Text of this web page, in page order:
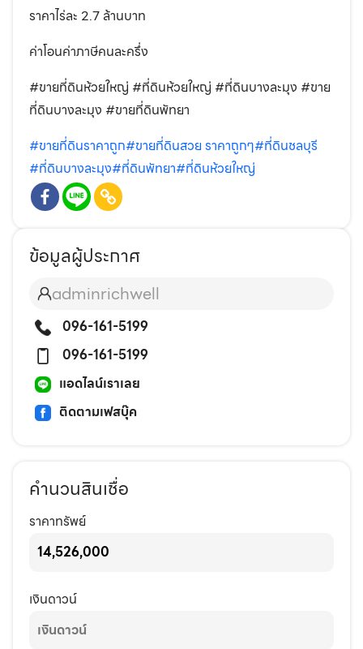
ราคาไร่ละ 2.7 ล้านบาท
ค่าโอนค่าภาษีคนละครึ่ง
#ขายที่ดินห้วยใหญ่ #ที่ดินห้วยใหญ่ #ที่ดินบางละมุง #ขาย
ที่ดินบางละมุง #ขายที่ดินพัทยา
#ขายที่ดินราคาถูก#ขายที่ดินสวย ราคาถูกๆ#ที่ดินชลบุรี
#ที่ดินบางละมุง#ที่ดินพัทยา#ที่ดินห้วยใหญ่
ข้อมูลผู้ประกาศ
adminrichwell
096-161-5199
096-161-5199
แอดไลน์เราเลย
ติดตามเฟสบุ๊ค
คำนวนสินเชื่อ
ราคาทรัพย์
เงินดาวน์